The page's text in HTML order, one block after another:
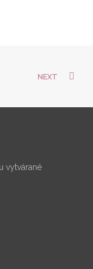
NEXT
vytvárané